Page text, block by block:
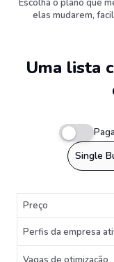
Escolha o plano que
elas mudarem,
Uma lista
Single
Preço
Perfis da empresa